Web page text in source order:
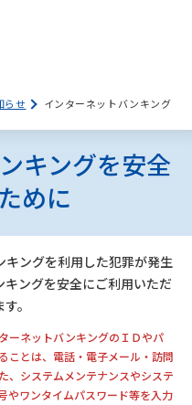
らせ
インターネットバンキング
キングを安全
めに
ングを利用した犯罪が発生
ングを安全にご利用いただ
。
ーネットバンキングのＩＤやパ
ことは、電話・電子メール・訪問
、システムメンテナンスやシステ
やワンタイムパスワード等を入力